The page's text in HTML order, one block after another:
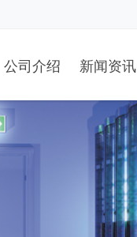
公司介绍 新闻资讯